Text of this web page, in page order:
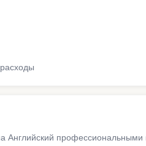
Английский профессиональными